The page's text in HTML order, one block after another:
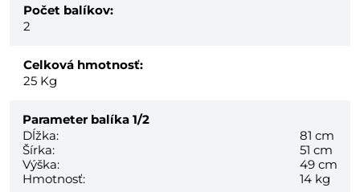
Počet balíkov:
2
Celková hmotnosť:
25 Kg
Parameter balíka 1/2
Dĺžka:
81 cm
Šírka:
51 cm
Výška:
49 cm
Hmotnosť:
14 kg